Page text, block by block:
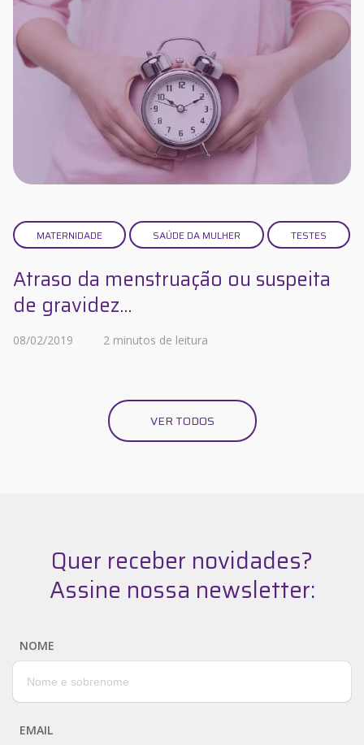
MATERNIDADE SAÚDE DA MULHER TESTES
Atraso da menstruação ou suspeita
de gravidez...
08/02/2019 2 minutos de leitura
VER TODOS
Quer receber novidades?
Assine nossa newsletter:
NOME
EMAIL